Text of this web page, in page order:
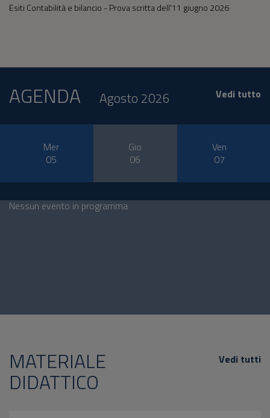
Esiti Contabilità e bilancio - Prova scritta dell'11 giugno 2026
AGENDA Agosto 2026 Vedi tutto
Mer
05
Gio
06
Ven
07
Nessun evento in programma
MATERIALE
DIDATTICO
Vedi tutti